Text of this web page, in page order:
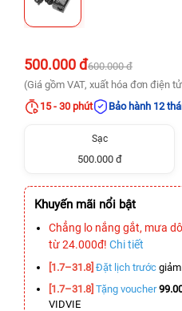
500.000 đ600.000 đ
(Giá gồm VAT, xuất hóa đơn điện
15 - 30 phút
Bảo hành 12
Sạc
500.000 đ
Khuyến mãi nổi bật
Chẳng lo nắng gắt, mưa
từ 24.000đ! Chi tiết
[1.7–31.8] Đặt lịch trước
[1.7–31.8] Tặng voucher
VIDVIE